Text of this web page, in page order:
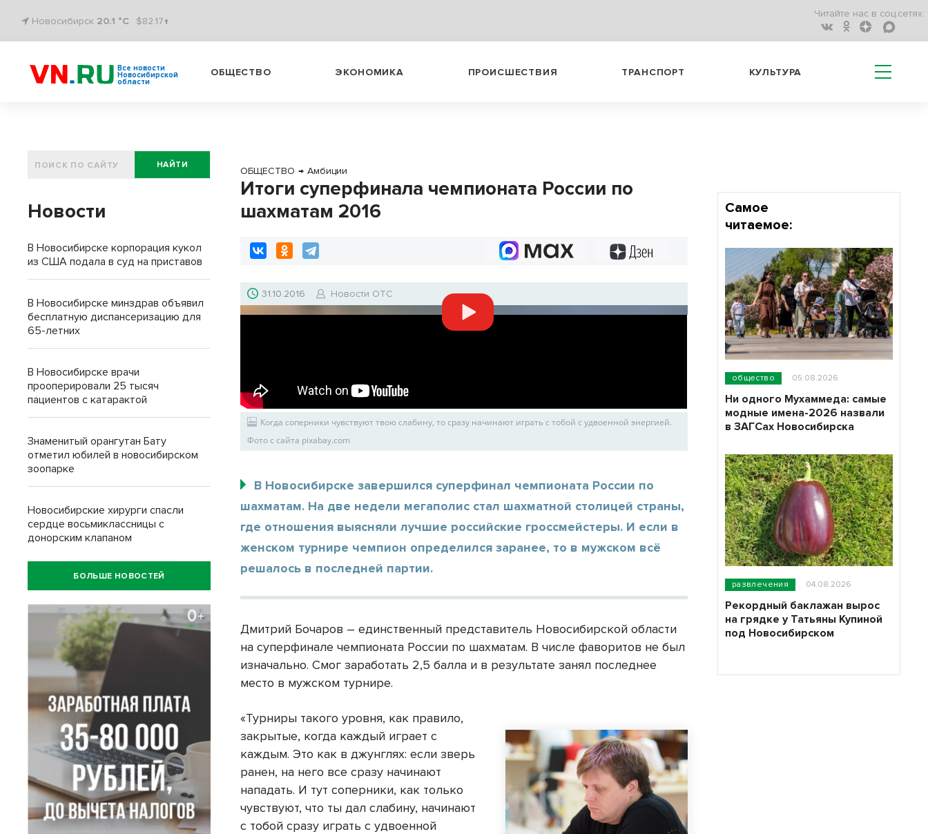
Новосибирск 20.1 °C $82.17↑
Читайте нас в соц.сетях:
Все новости
Новосибирской
области
ОБЩЕСТВО ЭКОНОМИКА ПРОИСШЕСТВИЯ ТРАНСПОРТ КУЛЬТУРА
ОБЩЕСТВО → Амбиции
Итоги суперфинала чемпионата России по
шахматам 2016
31.10.2016 Новости ОТС
Когда соперники чувствуют твою слабину, то сразу начинают играть с тобой с удвоенной энергией.
Фото с сайта pixabay.com
В Новосибирске завершился суперфинал чемпионата России по
шахматам. На две недели мегаполис стал шахматной столицей страны,
где отношения выясняли лучшие российские гроссмейстеры. И если в
женском турнире чемпион определился заранее, то в мужском всё
решалось в последней партии.
Дмитрий Бочаров – единственный представитель Новосибирской области
на суперфинале чемпионата России по шахматам. В числе фаворитов не был
изначально. Смог заработать 2,5 балла и в результате занял последнее
место в мужском турнире.
«Турниры такого уровня, как правило,
закрытые, когда каждый играет с
каждым. Это как в джунглях: если зверь
ранен, на него все сразу начинают
нападать. И тут соперники, как только
чувствуют, что ты дал слабину, начинают
с тобой сразу играть с удвоенной
НАЙТИ
Новости
В Новосибирске корпорация кукол
из США подала в суд на приставов
В Новосибирске минздрав объявил
бесплатную диспансеризацию для
65-летних
В Новосибирске врачи
прооперировали 25 тысяч
пациентов с катарактой
Знаменитый орангутан Бату
отметил юбилей в новосибирском
зоопарке
Новосибирские хирурги спасли
сердце восьмиклассницы с
донорским клапаном
БОЛЬШЕ НОВОСТЕЙ
Самое
читаемое:
общество 05.08.2026
Ни одного Мухаммеда: самые
модные имена-2026 назвали
в ЗАГСах Новосибирска
развлечения 04.08.2026
Рекордный баклажан вырос
на грядке у Татьяны Купиной
под Новосибирском